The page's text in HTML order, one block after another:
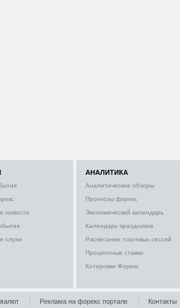
новости
слухи
АНАЛИТИКА
Аналитические обзоры
Прогнозы форекс
Экономический календарь
Календарь праздников
Расписание торговых сессий
Процентные ставки
Котировки Форекс
Реклама на форекс портале Контакты